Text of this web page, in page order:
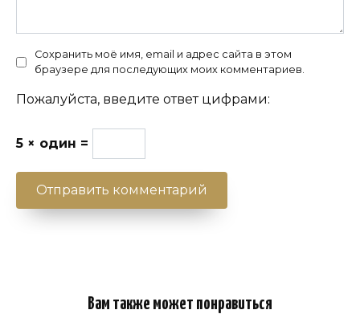
Сохранить моё имя, email и адрес сайта в этом
браузере для последующих моих комментариев.
Пожалуйста, введите ответ цифрами:
5 × один =
Вам также может понравиться